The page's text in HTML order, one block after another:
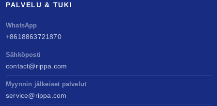
PALVELU & TUKI
WhatsApp
+8618863721870
Sähköposti
contact@rippa.com
Myynnin jälkeiset palvelut
service@rippa.com